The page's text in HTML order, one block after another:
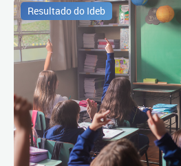
Resultado do Ideb